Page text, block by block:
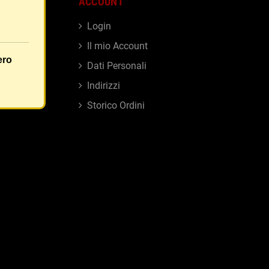
Login
Il mio Account
Dati Personali
Indirizzi
Storico Ordini